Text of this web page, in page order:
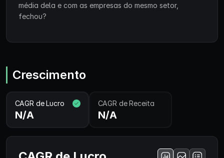
média dela e com as empresas do mesmo setor,
fechou?
Crescimento
CAGR de Lucro
N/A
CAGR de Receita
N/A